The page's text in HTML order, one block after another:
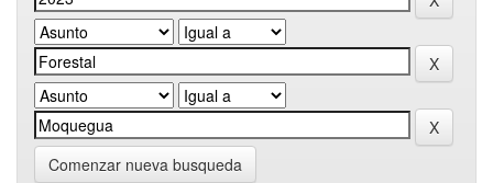
Comenzar nueva busqueda